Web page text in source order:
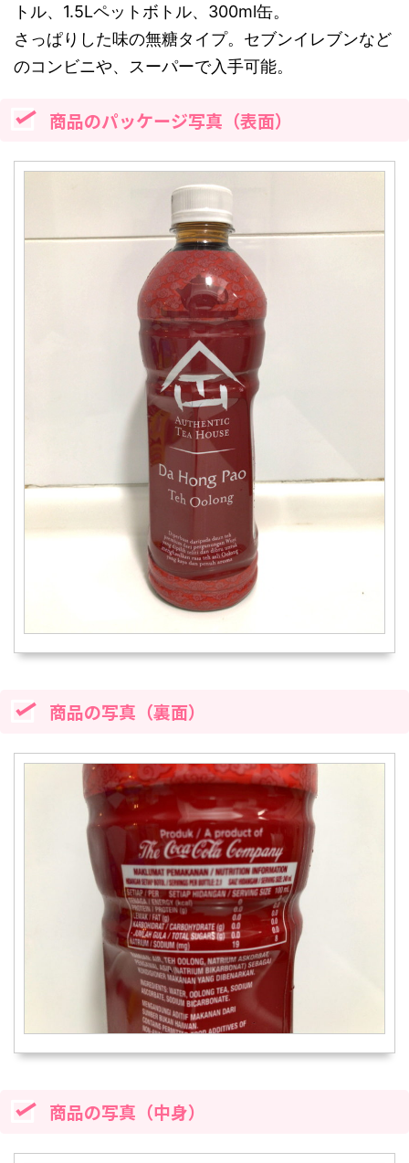
トル、1.5Lペットボトル、300ml缶。
さっぱりした味の無糖タイプ。セブンイレブンなど
のコンビニや、スーパーで入手可能。
商品のパッケージ写真（表面）
商品の写真（裏面）
商品の写真（中身）